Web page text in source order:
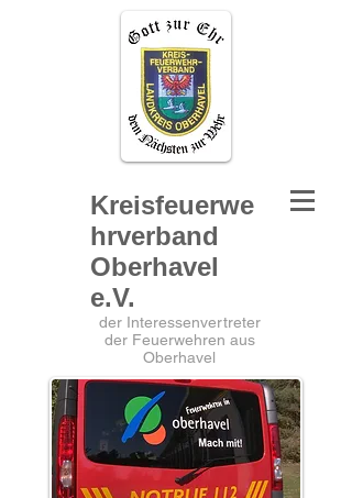
Kreisfeuerwe
hrverband
Oberhavel
e.V.
der Interessenvertreter
der Feuerwehren aus
Oberhavel